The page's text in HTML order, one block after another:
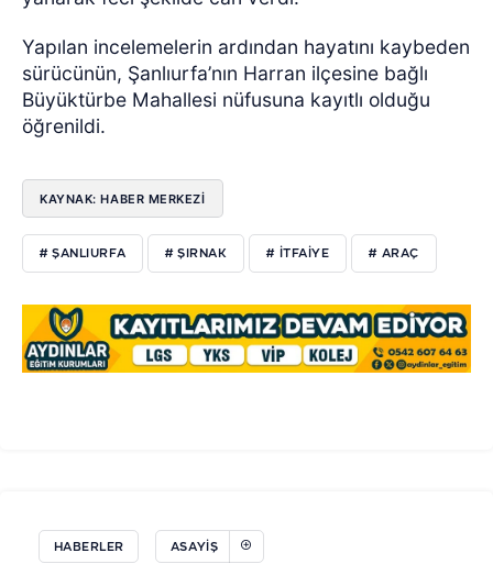
Yapılan incelemelerin ardından hayatını kaybeden
sürücünün, Şanlıurfa’nın Harran ilçesine bağlı
Büyüktürbe Mahallesi nüfusuna kayıtlı olduğu
öğrenildi.
KAYNAK: HABER MERKEZİ
# ŞANLIURFA # ŞIRNAK # ITFAIYE # ARAÇ
HABERLER ASAYIŞ